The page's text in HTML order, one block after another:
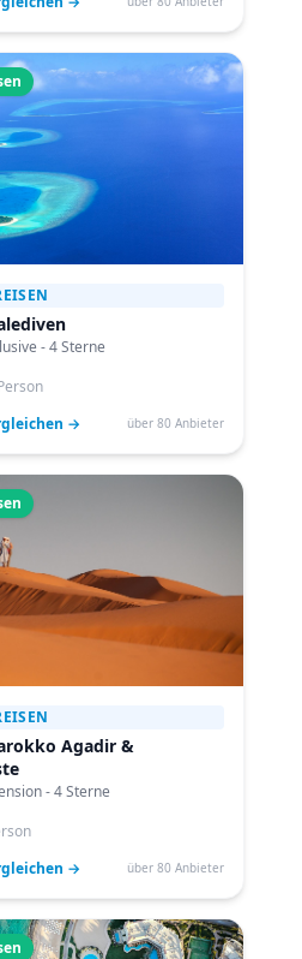
- 4 Sterne
→
über 80 Anbieter
Agadir &
- 4 Sterne
→
über 80 Anbieter